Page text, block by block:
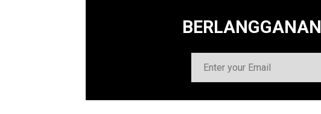
BERLANGGANAN